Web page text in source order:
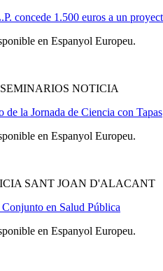
concede 1.500 euros a un
en Espanyol Europeu.
NOTICIA
de la Jornada de Ciencia con Tapas
en Espanyol Europeu.
SANT JOAN D'ALACANT
en Salud Pública
en Espanyol Europeu.